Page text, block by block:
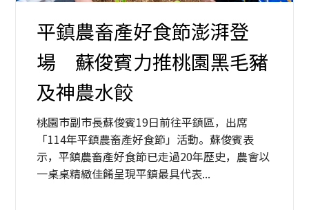
平鎮農畜產好食節澎湃登
場 蘇俊賓力推桃園黑毛豬
及神農水餃
桃園市副市長蘇俊賓19日前往平鎮區，出席
「114年平鎮農畜產好食節」活動。蘇俊賓表
示，平鎮農畜產好食節已走過20年歷史，農會以
一桌桌精緻佳餚呈現平鎮最具代表...